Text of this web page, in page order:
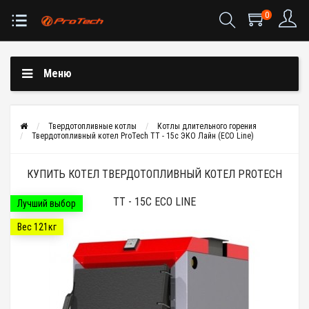
0
Меню
Твердотопливные котлы
Котлы длительного горения
Твердотопливный котел ProTech ТТ - 15с ЭКО Лайн (ECO Line)
КУПИТЬ КОТЕЛ ТВЕРДОТОПЛИВНЫЙ КОТЕЛ PROTECH
ТТ - 15С ECO LINE
Лучший выбор
Вес 121кг